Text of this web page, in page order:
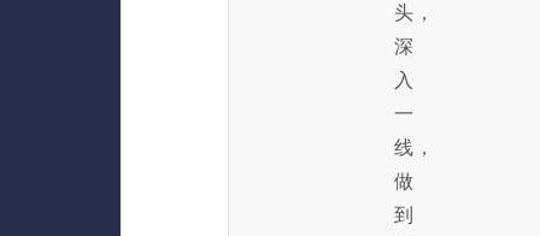
头，
深
入
一
线，
做
到